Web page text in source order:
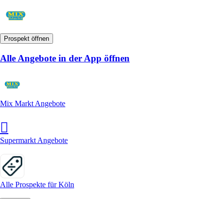
Prospekt öffnen
Alle Angebote in der App öffnen
Mix Markt Angebote
Supermarkt Angebote
Alle Prospekte für Köln